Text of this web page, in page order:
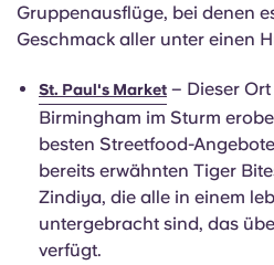
Gruppenausflüge, bei denen
Geschmack aller unter einen
St. Paul's Market – Dieser
Birmingham im Sturm
besten Streetfood-
bereits erwähnten Tiger
Zindiya, die alle in einem
untergebracht sind, das
verfügt.